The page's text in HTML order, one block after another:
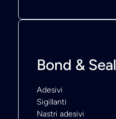
Bond & Seal
Adesivi
Sigillanti
Nastri adesivi